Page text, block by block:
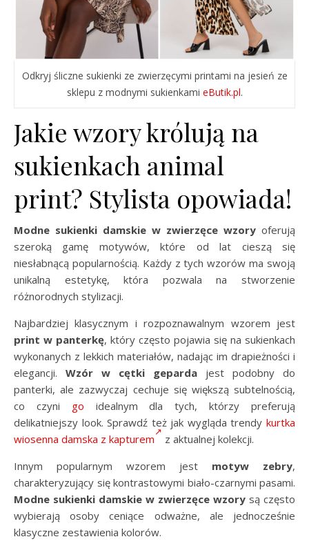
Odkryj śliczne sukienki ze zwierzęcymi printami na jesień ze
sklepu z modnymi sukienkami eButik.pl.
Jakie wzory królują na
sukienkach animal
print? Stylista opowiada!
Modne sukienki damskie w zwierzęce wzory oferują
szeroką gamę motywów, które od lat cieszą się
niesłabnącą popularnością. Każdy z tych wzorów ma swoją
unikalną estetykę, która pozwala na stworzenie
różnorodnych stylizacji.
Najbardziej klasycznym i rozpoznawalnym wzorem jest
print w panterkę, który często pojawia się na sukienkach
wykonanych z lekkich materiałów, nadając im drapieżności i
elegancji. Wzór w cętki geparda jest podobny do
panterki, ale zazwyczaj cechuje się większą subtelnością,
co czyni go idealnym dla tych, którzy preferują
delikatniejszy look. Sprawdź też jak wygląda trendy kurtka
wiosenna damska z kapturem
z aktualnej kolekcji.
Innym popularnym wzorem jest motyw zebry,
charakteryzujący się kontrastowymi biało-czarnymi pasami.
Modne sukienki damskie w zwierzęce wzory są często
wybierają osoby ceniące odważne, ale jednocześnie
klasyczne zestawienia kolorów.